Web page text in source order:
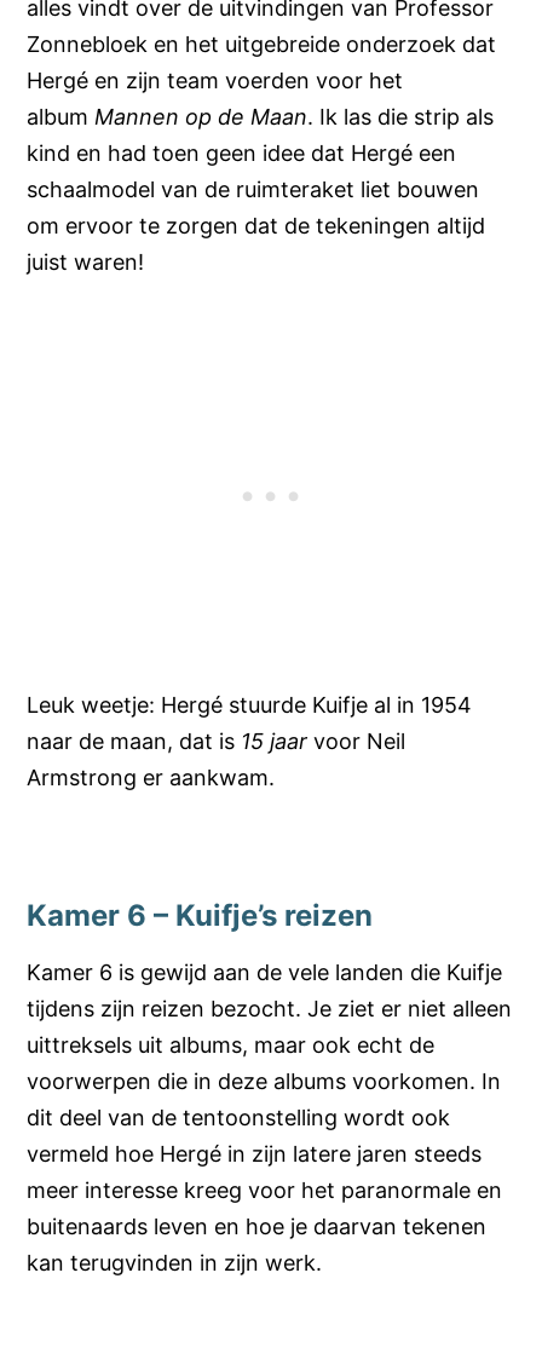
alles vindt over de uitvindingen van Professor
Zonnebloek en het uitgebreide onderzoek dat
Hergé en zijn team voerden voor het
album Mannen op de Maan. Ik las die strip als
kind en had toen geen idee dat Hergé een
schaalmodel van de ruimteraket liet bouwen
om ervoor te zorgen dat de tekeningen altijd
juist waren!
Leuk weetje: Hergé stuurde Kuifje al in 1954
naar de maan, dat is 15 jaar voor Neil
Armstrong er aankwam.
Kamer 6 – Kuifje’s reizen
Kamer 6 is gewijd aan de vele landen die Kuifje
tijdens zijn reizen bezocht. Je ziet er niet alleen
uittreksels uit albums, maar ook echt de
voorwerpen die in deze albums voorkomen. In
dit deel van de tentoonstelling wordt ook
vermeld hoe Hergé in zijn latere jaren steeds
meer interesse kreeg voor het paranormale en
buitenaards leven en hoe je daarvan tekenen
kan terugvinden in zijn werk.